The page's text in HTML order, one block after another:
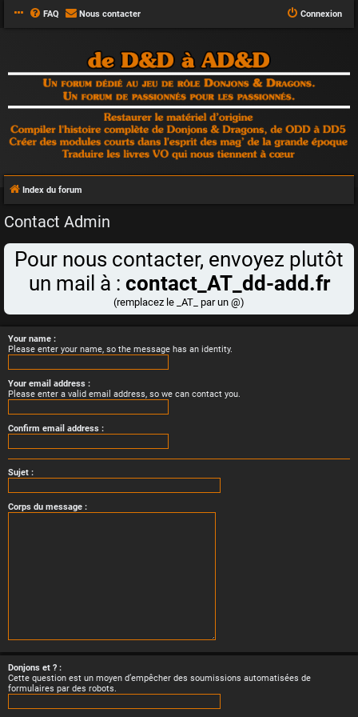
FAQ Nous contacter Connexion
Index du forum
Contact Admin
Pour nous contacter, envoyez plutôt
un mail à : contact_AT_dd-add.fr
(remplacez le _AT_ par un @)
Your name :
Please enter your name, so the message has an identity.
Your email address :
Please enter a valid email address, so we can contact you.
Confirm email address :
Sujet :
Corps du message :
Donjons et ? :
Cette question est un moyen d’empêcher des soumissions automatisées de
formulaires par des robots.